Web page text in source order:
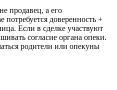
продавец, а его
потребуется доверенность +
Если в сделке участвуют
согласие органа опеки.
родители или опекуны